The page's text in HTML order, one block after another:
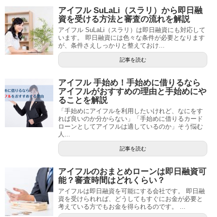
アイフル SuLaLi（スラリ）から即日融
資を受ける方法と審査の流れを解説
アイフル SuLaLi（スラリ）は即日融資にも対応して
います。 即日融資には色々な条件が必要となります
が、条件さえしっかりと整えておけ...
記事を読む
アイフル 手始め！手始めに借りるなら
アイフルがおすすめの理由と手始めにや
ることを解説
「手始めにアイフルを利用したいけれど、なにをす
れば良いのか分からない」「手始めに借りるカード
ローンとしてアイフルは適しているのか」そう悩む
人...
記事を読む
アイフルのおまとめローンは即日融資可
能？審査時間はどれくらい？
アイフルは即日融資を可能にする会社です。 即日融
資を受けられれば、どうしてもすぐにお金が必要と
考えている方でもお金を得られるのです。 ...